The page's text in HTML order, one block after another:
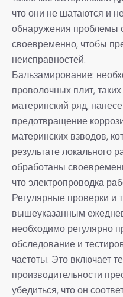
что они не шатаются и
обнаружения проблемы
своевременно, чтобы
неисправностей.
Бальзамирование:
проволочных плит,
материнский ряд,
предотвращение
материнских взводов,
результате локального
обработаны
что электропроводка
Регулярные проверки и
вышеуказанным
необходимо регулярно
обследование и
частоты. Это включает
производительности
убедиться, что он